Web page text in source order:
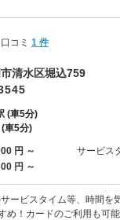
ち4
口コミ 1 件
清水区堀込759
(車5分)
(車5分)
円 ～ サービス
円 ～
ービスタイム等、時間を
！カードのご利用も可